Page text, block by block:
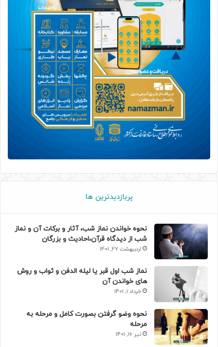
پربازدیدترین ها
نحوه خواندن نماز شب، آثار و برکات آن و نماز
شب از دیدگاه قرآن،احادیث و بزرگان
اردیبهشت 27, 1401
نماز شب اول قبر یا لیله الدفن و ثواب و روش
های خواندن آن
خرداد 1, 1401
نحوه وضو گرفتن بصورت کامل و مرحله به
مرحله
تیر 16, 1401